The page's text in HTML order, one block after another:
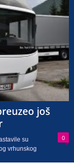
još
0
su
vrhunskog